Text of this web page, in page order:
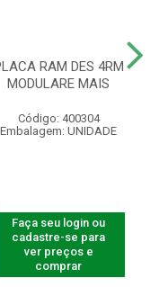
RAM DES 4RM
MODULARE MAIS
Código: 400304
Embalagem: UNIDADE
Faça seu login ou
cadastre-se para
ver preços e
comprar